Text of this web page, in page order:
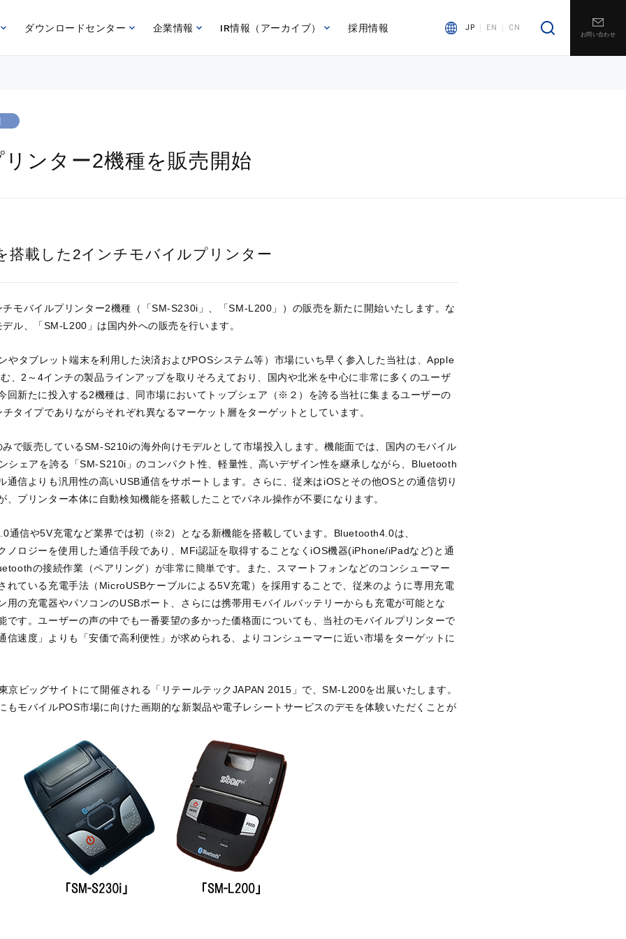
ダウンロードセンター 企業情報 IR情報（アーカイブ） 採用情報 JP EN CN
お問い合わせ
ンター2機種を販売開始
搭載した2インチモバイルプリンター
モバイルプリンター2機種（「SM-S230i」、「SM-L200」）の販売を新たに開始いたします。な
ル、「SM-L200」は国内外への販売を行います。
やタブレット端末を利用した決済およびPOSシステム等）市場にいち早く参入した当社は、Apple
、2～4インチの製品ラインアップを取りそろえており、国内や北米を中心に非常に多くのユーザ
回新たに投入する2機種は、同市場においてトップシェア（※２）を誇る当社に集まるユーザーの
タイプでありながらそれぞれ異なるマーケット層をターゲットとしています。
で販売しているSM-S210iの海外向けモデルとして市場投入します。機能面では、国内のモバイル
シェアを誇る「SM-S210i」のコンパクト性、軽量性、高いデザイン性を継承しながら、Bluetooth
通信よりも汎用性の高いUSB通信をサポートします。さらに、従来はiOSとその他OSとの通信切り
、プリンター本体に自動検知機能を搭載したことでパネル操作が不要になります。
通信や5V充電など業界では初（※2）となる新機能を搭載しています。Bluetooth4.0は、
ロジーを使用した通信手段であり、MFi認証を取得することなくiOS機器(iPhone/iPadなど)と通
の接続作業（ペアリング）が非常に簡単です。また、スマートフォンなどのコンシューマー
れている充電手法（MicroUSBケーブルによる5V充電）を採用することで、従来のように専用充電
用の充電器やパソコンのUSBポート、さらには携帯用モバイルバッテリーからも充電が可能とな
です。ユーザーの声の中でも一番要望の多かった価格面についても、当社のモバイルプリンターで
信速度」よりも「安価で高利便性」が求められる、よりコンシューマーに近い市場をターゲットに
京ビッグサイトにて開催される「リテールテックJAPAN 2015」で、SM-L200を出展いたします。
もモバイルPOS市場に向けた画期的な新製品や電子レシートサービスのデモを体験いただくことが